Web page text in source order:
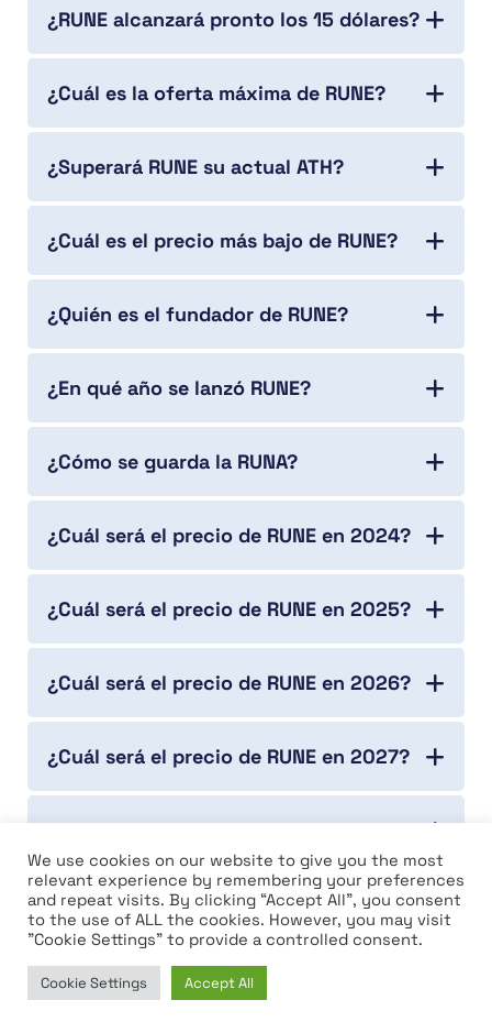
¿RUNE alcanzará pronto los 15 dólares?
¿Cuál es la oferta máxima de RUNE?
¿Superará RUNE su actual ATH?
¿Cuál es el precio más bajo de RUNE?
¿Quién es el fundador de RUNE?
¿En qué año se lanzó RUNE?
¿Cómo se guarda la RUNA?
¿Cuál será el precio de RUNE en 2024?
¿Cuál será el precio de RUNE en 2025?
¿Cuál será el precio de RUNE en 2026?
¿Cuál será el precio de RUNE en 2027?
¿Cuál será el precio de RUNE en 2028?
¿Cuál será el precio de RUNE en 2029?
¿Cuál será el precio de RUNE en 2030?
Home News
We use cookies on our website to give you the most
relevant experience by remembering your preferences
and repeat visits. By clicking “Accept All”, you consent
to the use of ALL the cookies. However, you may visit
"Cookie Settings" to provide a controlled consent.
Cookie Settings Accept All